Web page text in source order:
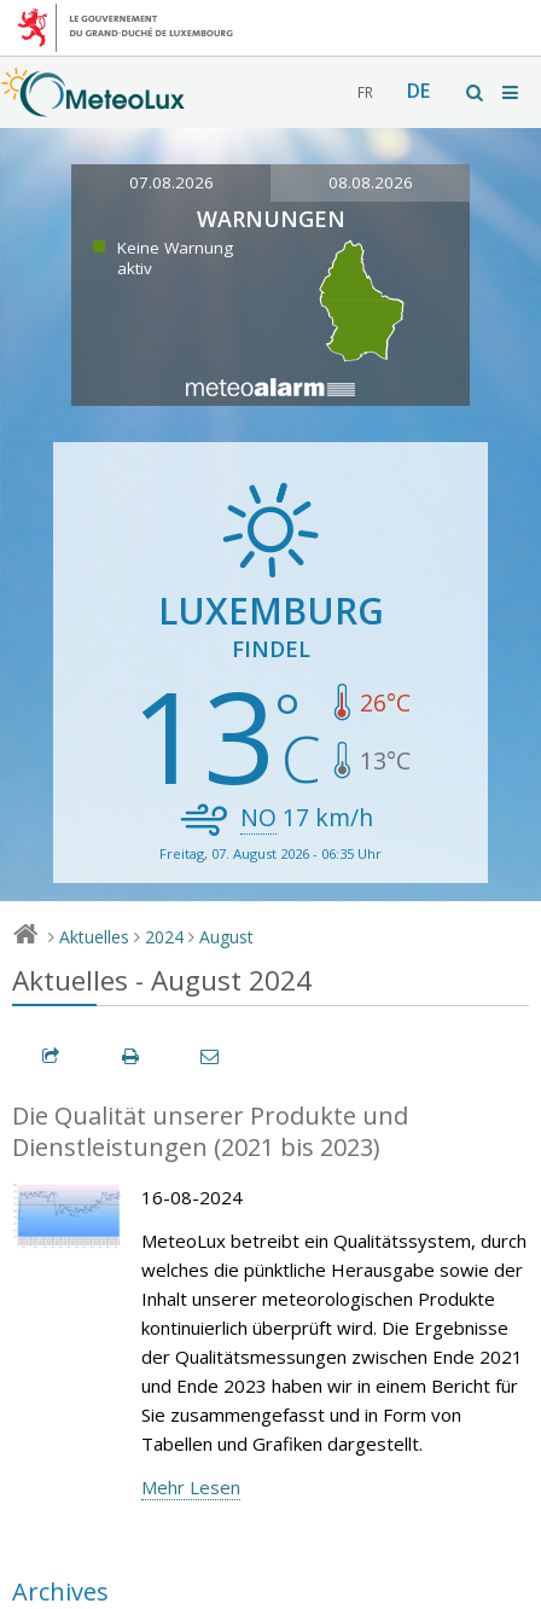
FR DE
07.08.2026 08.08.2026
WARNUNGEN
Keine Warnung
aktiv
LUXEMBURG
FINDEL
13 26°C
13°C
NO 17 km/h
Freitag, 07. August 2026 - 06:35 Uhr
> Aktuelles > 2024 > August
Aktuelles - August 2024
Die Qualität unserer Produkte und
Dienstleistungen (2021 bis 2023)
16-08-2024
MeteoLux betreibt ein Qualitätssystem, durch
welches die pünktliche Herausgabe sowie der
Inhalt unserer meteorologischen Produkte
kontinuierlich überprüft wird. Die Ergebnisse
der Qualitätsmessungen zwischen Ende 2021
und Ende 2023 haben wir in einem Bericht für
Sie zusammengefasst und in Form von
Tabellen und Grafiken dargestellt.
Mehr Lesen
Archives